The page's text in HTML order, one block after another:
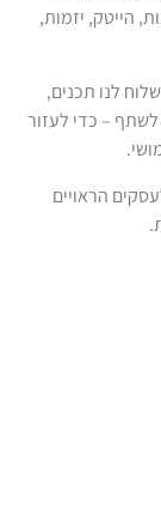
הייטק, יזמות,
לנו תכנים,
– כדי לעזור
הראויים